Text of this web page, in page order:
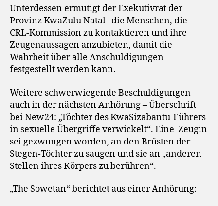
Unterdessen ermutigt der Exekutivrat der
Provinz KwaZulu Natal die Menschen, die
CRL-Kommission zu kontaktieren und ihre
Zeugenaussagen anzubieten, damit die
Wahrheit über alle Anschuldigungen
festgestellt werden kann.
Weitere schwerwiegende Beschuldigungen
auch in der nächsten Anhörung – Überschrift
bei New24: „Töchter des KwaSizabantu-Führers
in sexuelle Übergriffe verwickelt“. Eine Zeugin
sei gezwungen worden, an den Brüsten der
Stegen-Töchter zu saugen und sie an „anderen
Stellen ihres Körpers zu berühren“.
„The Sowetan“ berichtet aus einer Anhörung: